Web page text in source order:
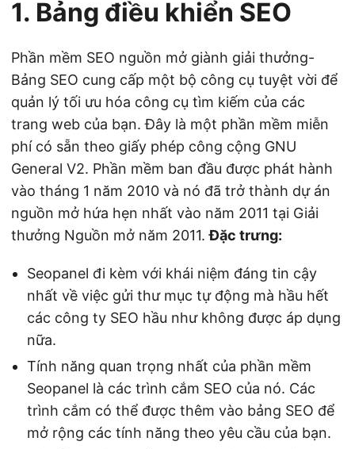
1. Bảng điều khiển SEO
Phần mềm SEO nguồn mở giành giải thưởng-
Bảng SEO cung cấp một bộ công cụ tuyệt vời để
quản lý tối ưu hóa công cụ tìm kiếm của các
trang web của bạn. Đây là một phần mềm miễn
phí có sẵn theo giấy phép công cộng GNU
General V2. Phần mềm ban đầu được phát hành
vào tháng 1 năm 2010 và nó đã trở thành dự án
nguồn mở hứa hẹn nhất vào năm 2011 tại Giải
thưởng Nguồn mở năm 2011.Đặc trưng:
Seopanel đi kèm với khái niệm đáng tin cậy
nhất về việc gửi thư mục tự động mà hầu hết
các công ty SEO hầu như không được áp dụng
nữa.
Tính năng quan trọng nhất của phần mềm
Seopanel là các trình cắm SEO của nó. Các
trình cắm có thể được thêm vào bảng SEO để
mở rộng các tính năng theo yêu cầu của bạn.